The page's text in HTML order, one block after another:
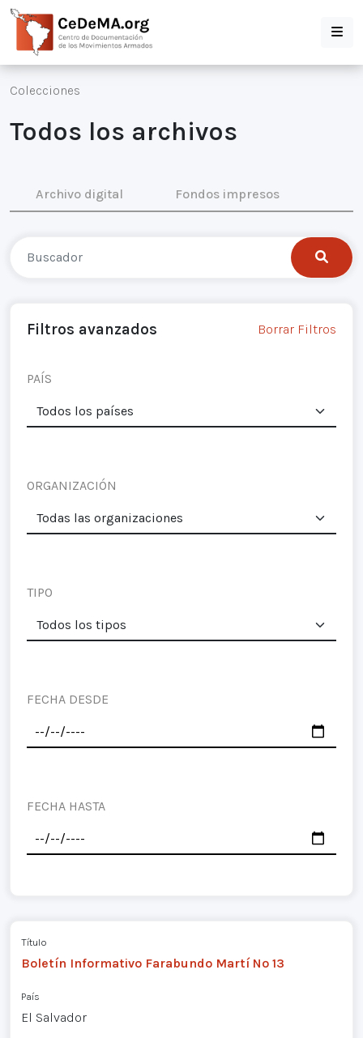
Colecciones
Todos los archivos
Archivo digital Fondos impresos
Filtros avanzados Borrar Filtros
PAÍS
ORGANIZACIÓN
TIPO
FECHA DESDE
FECHA HASTA
Título
Boletín Informativo Farabundo Martí Nº 13
País
El Salvador